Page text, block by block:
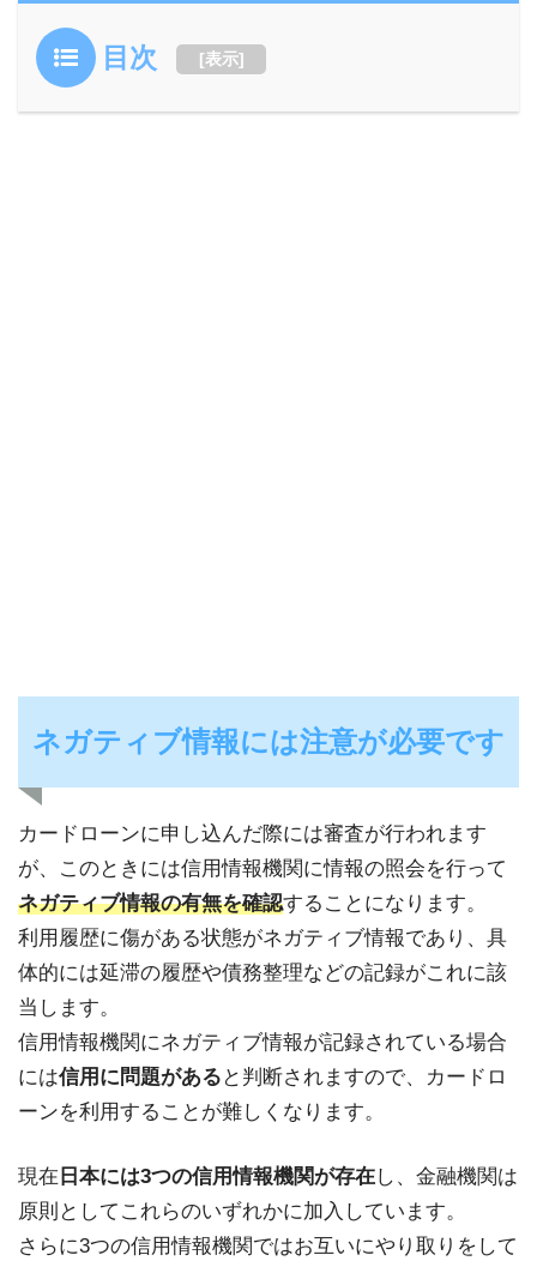
目次 [表示]
ネガティブ情報には注意が必要です
カードローンに申し込んだ際には審査が行われます
が、このときには信用情報機関に情報の照会を行って
ネガティブ情報の有無を確認することになります。
利用履歴に傷がある状態がネガティブ情報であり、具
体的には延滞の履歴や債務整理などの記録がこれに該
当します。
信用情報機関にネガティブ情報が記録されている場合
には信用に問題がある と判断されますので、カードロ
ーンを利用することが難しくなります。
現在 日本には3つの信用情報機関が存在し、金融機関は
原則としてこれらのいずれかに加入しています。
さらに3つの信用情報機関ではお互いにやり取りをして